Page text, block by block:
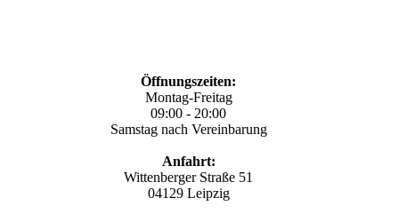
Öffnungszeiten:
Montag-Freitag
09:00 - 20:00
Samstag nach Vereinbarung
Anfahrt:
Wittenberger Straße 51
04129 Leipzig